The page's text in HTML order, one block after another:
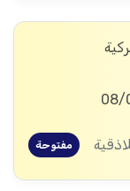
مفتوحة